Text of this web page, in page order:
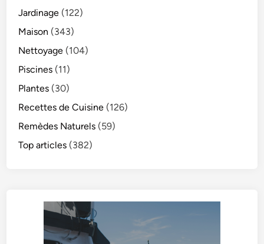
Jardinage (122)
Maison (343)
Nettoyage (104)
Piscines (11)
Plantes (30)
Recettes de Cuisine (126)
Remèdes Naturels (59)
Top articles (382)